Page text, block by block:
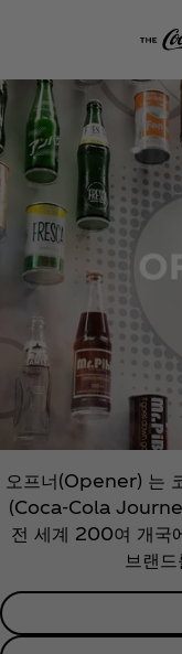
오프너(Opener) 는
(Coca‑Cola
전 세계 200여 개국
브랜